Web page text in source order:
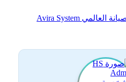
برنامج الصيانة العالمي Avira System